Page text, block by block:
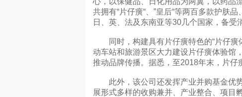
共拥有“片仔癀“、”皇后“等两百多款护肤
日、英、法及东南亚等30几个国家，备受
同时，构建具有片仔癀特色的“片仔癀
动车站和旅游景区大力建设片仔癀体验馆
推动品牌传播。据悉，至2018年末，片仔
此外，该公司还发挥产业并购基金优势
展形式多样的收购兼并、产业整合、项目